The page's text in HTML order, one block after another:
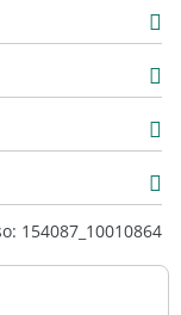
154087_10010864